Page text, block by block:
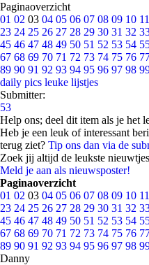
Paginaoverzicht
01 02 03 04 05 06 07 08 09 10 11
23 24 25 26 27 28 29 30 31 32
45 46 47 48 49 50 51 52 53 54
67 68 69 70 71 72 73 74 75 76
89 90 91 92 93 94 95 96 97 98
daily pics leuke lijstjes
Submitter:
53
Help ons; deel dit item als je het
Heb je een leuk of interessant
terug ziet? Tip ons dan via de
Zoek jij altijd de leukste
Meld je aan als nieuwsposter!
Paginaoverzicht
01 02 03 04 05 06 07 08 09 10 11
23 24 25 26 27 28 29 30 31 32
45 46 47 48 49 50 51 52 53 54
67 68 69 70 71 72 73 74 75 76
89 90 91 92 93 94 95 96 97 98
Danny